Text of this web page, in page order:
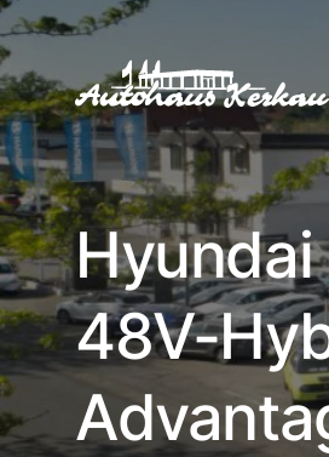
Hyundai
48V-